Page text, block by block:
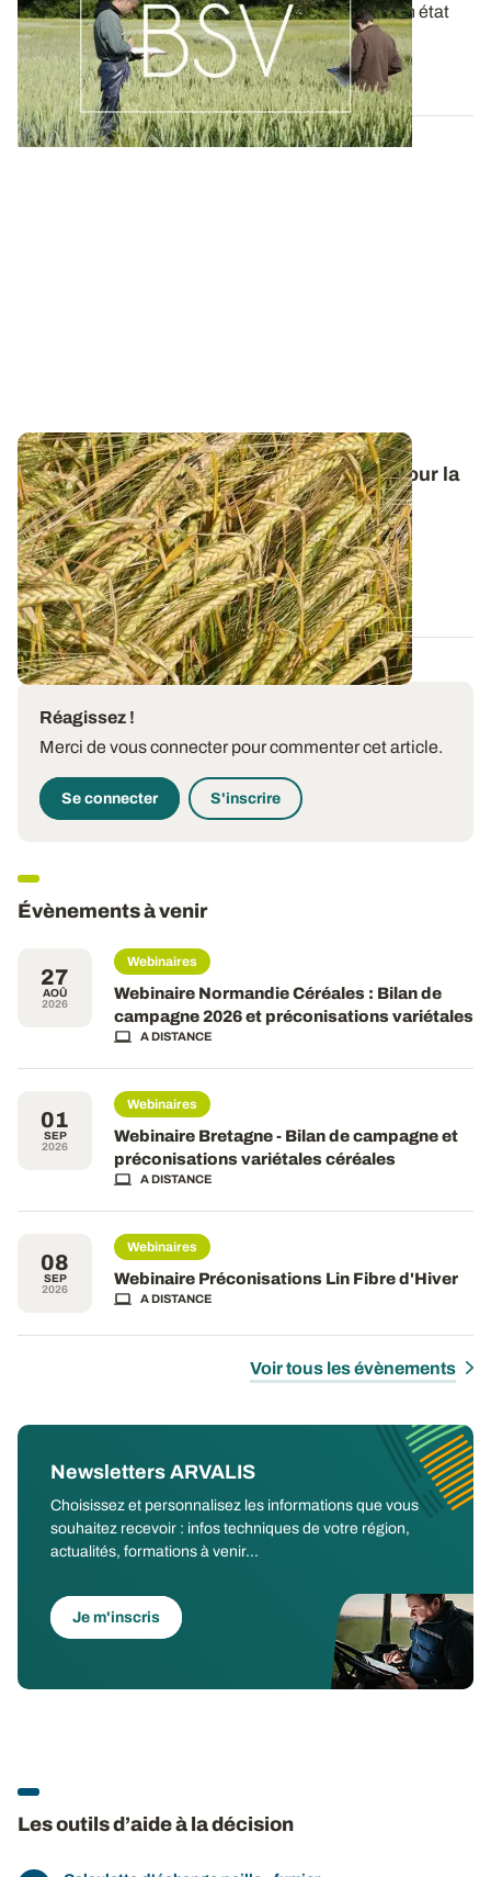
Ces bulletins, publiés chaque semaine, dressent un état
des lieux exhaustif des cultures...
19 MAI 2026
Orge de printemps : nos préconisations pour la
campagne 2026
Retrouvez tous les résultats d’essais de la dernière
campagne et nos préconisations pour...
13 FÉVR. 2026
Réagissez !
Merci de vous connecter pour commenter cet article.
Se connecter S'inscrire
Évènements à venir
27
AOÛ
2026
Webinaires
Webinaire Normandie Céréales : Bilan de
campagne 2026 et préconisations variétales
A DISTANCE
01
SEP
2026
Webinaires
Webinaire Bretagne - Bilan de campagne et
préconisations variétales céréales
A DISTANCE
08
SEP
2026
Webinaires
Webinaire Préconisations Lin Fibre d'Hiver
A DISTANCE
Voir tous les évènements
Newsletters ARVALIS
Choisissez et personnalisez les informations que vous
souhaitez recevoir : infos techniques de votre région,
actualités, formations à venir...
Je m'inscris
Les outils d’aide à la décision